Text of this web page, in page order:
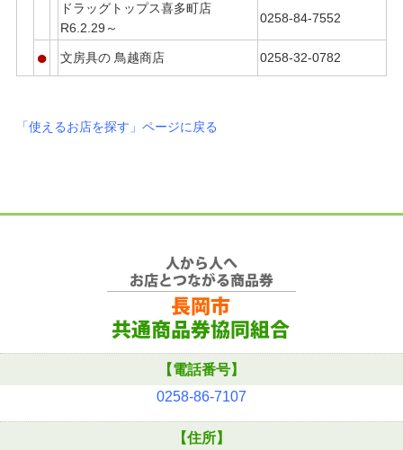
ドラッグトップス喜多町店
R6.2.29～
0258-84-7552
● 文房具の 鳥越商店 0258-32-0782
「使えるお店を探す」ページに戻る
【電話番号】
0258-86-7107
【住所】